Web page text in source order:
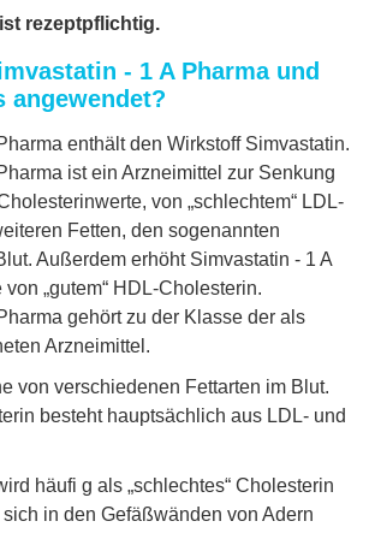
rezeptpflichtig.
- 1 A Pharma und
angewendet?
enthält den Wirkstoff Simvastatin.
ist ein Arzneimittel zur Senkung
von „schlechtem“ LDL-
Fetten, den sogenannten
Außerdem erhöht Simvastatin - 1 A
„gutem“ HDL-Cholesterin.
gehört zu der Klasse der als
Arzneimittel.
von verschiedenen Fettarten im Blut.
besteht hauptsächlich aus LDL- und
häufi g als „schlechtes“ Cholesterin
in den Gefäßwänden von Adern